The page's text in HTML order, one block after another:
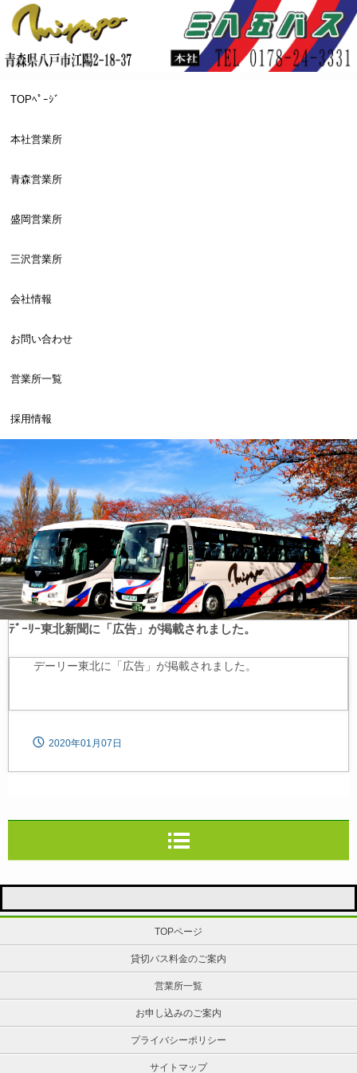
TOPﾍﾟｰｼﾞ
本社営業所
青森営業所
盛岡営業所
三沢営業所
会社情報
お問い合わせ
営業所一覧
採用情報
ﾃﾞｰﾘｰ東北新聞に「広告」が掲載されました。
デーリー東北に「広告」が掲載されました。
2020年01月07日
TOPページ
貸切バス料金のご案内
営業所一覧
お申し込みのご案内
プライバシーポリシー
サイトマップ